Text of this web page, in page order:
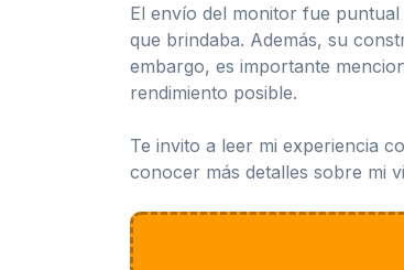
El envío del monitor fue
que brindaba. Además, su
embargo, es importante
rendimiento posible.
Te invito a leer mi experiencia
conocer más detalles sobre mi